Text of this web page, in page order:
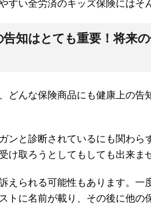
すい全労済のキッズ保険にはそ
知はとても重要！将来
どんな保険商品にも健康上の告
ンと診断されているにも関わら
け取ろうとしてもしても出来ま
えられる可能性もあります。一
トに名前が載り、その後に他の